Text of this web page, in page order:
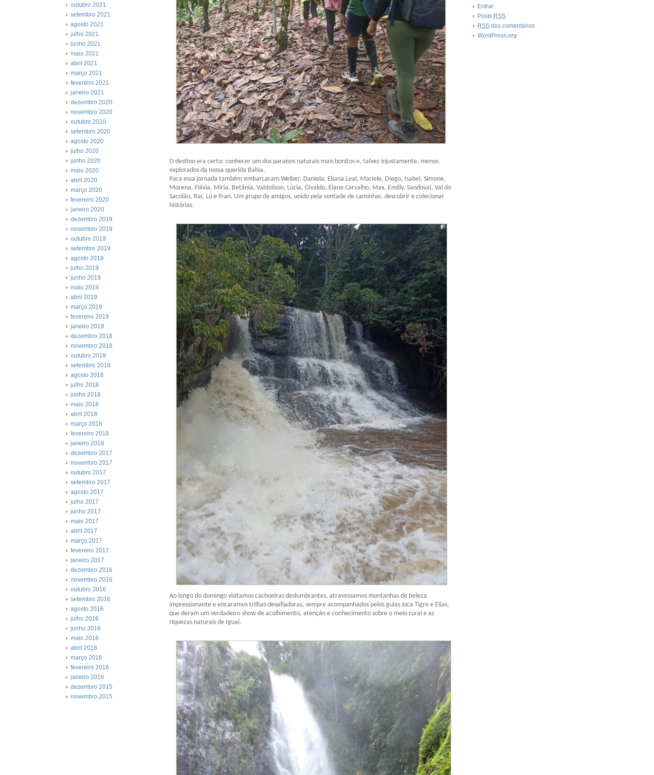
outubro 2021
setembro 2021
agosto 2021
julho 2021
junho 2021
maio 2021
abril 2021
março 2021
fevereiro 2021
janeiro 2021
dezembro 2020
novembro 2020
outubro 2020
setembro 2020
agosto 2020
julho 2020
junho 2020
maio 2020
abril 2020
março 2020
fevereiro 2020
janeiro 2020
dezembro 2019
novembro 2019
outubro 2019
setembro 2019
agosto 2019
julho 2019
junho 2019
maio 2019
abril 2019
março 2019
fevereiro 2019
janeiro 2019
dezembro 2018
novembro 2018
outubro 2018
setembro 2018
agosto 2018
julho 2018
junho 2018
maio 2018
abril 2018
março 2018
fevereiro 2018
janeiro 2018
dezembro 2017
novembro 2017
outubro 2017
setembro 2017
agosto 2017
julho 2017
junho 2017
maio 2017
abril 2017
março 2017
fevereiro 2017
janeiro 2017
dezembro 2016
novembro 2016
outubro 2016
setembro 2016
agosto 2016
julho 2016
junho 2016
maio 2016
abril 2016
março 2016
fevereiro 2016
janeiro 2016
dezembro 2015
novembro 2015
O destino era certo: conhecer um dos paraísos naturais mais bonitos e, talvez injustamente, menos
explorados da nossa querida Bahia.
Para essa jornada também embarcaram Welber, Daniela, Eliana Leal, Mariele, Diego, Isabel, Simone,
Morena, Flávia, Miria, Betânia, Valdoilson, Lúcia, Givaldo, Elane Carvalho, Max, Emilly, Sandoval, Val do
Sacolão, Raí, Lú e Fran. Um grupo de amigos, unido pela vontade de caminhar, descobrir e colecionar
histórias.
Ao longo do domingo visitamos cachoeiras deslumbrantes, atravessamos montanhas de beleza
impressionante e encaramos trilhas desafiadoras, sempre acompanhados pelos guias Juca Tigre e Elias,
que deram um verdadeiro show de acolhimento, atenção e conhecimento sobre o meio rural e as
riquezas naturais de Iguaí.
Entrar
Posts RSS
RSS dos comentários
WordPress.org